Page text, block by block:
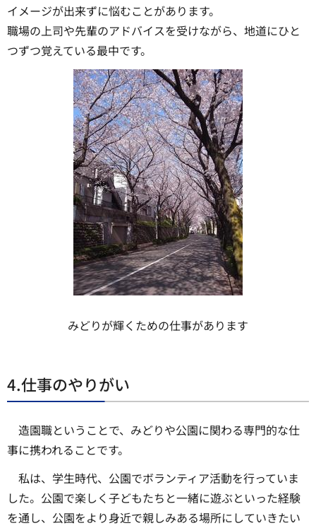
イメージが出来ずに悩むことがあります。
職場の上司や先輩のアドバイスを受けながら、地道にひと
つずつ覚えている最中です。
みどりが輝くための仕事があります
4.仕事のやりがい
造園職ということで、みどりや公園に関わる専門的な仕
事に携われることです。
私は、学生時代、公園でボランティア活動を行っていま
した。公園で楽しく子どもたちと一緒に遊ぶといった経験
を通し、公園をより身近で親しみある場所にしていきたい